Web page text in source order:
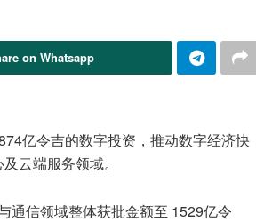
on Whatsapp
亿令吉的数字投资，推动数字经济快
云端服务领域。
通信领域整体获批金额至 1529亿令